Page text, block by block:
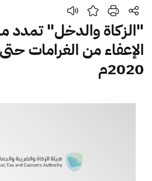
بحث
بحث بحث AI
الزكاة الجمارك
ضريبة القيمة
"الزكاة والدخل" تمدد
2020م